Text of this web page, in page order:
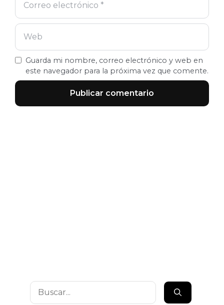
Guarda mi nombre, correo electrónico y web en
este navegador para la próxima vez que comente.
Buscar: